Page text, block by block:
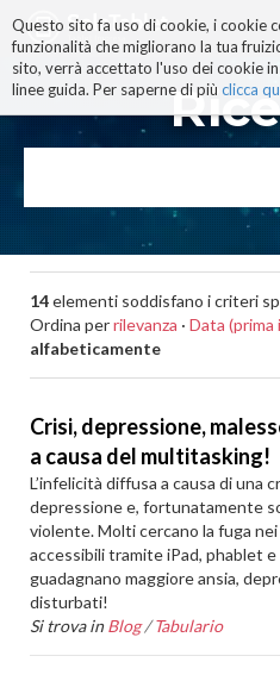
Questo sito fa uso di cookie, i cookie
funzionalità che migliorano la tua
sito, verrà accettato l'uso dei cookie
linee guida. Per saperne di più clicca
ai
|
alla
14elementi soddisfano i criteri
Ordina perrilevanza · Data (prima
alfabeticamente
Crisi, depressione,
a causa del multitasking!
L’infelicità diffusa a causa di una
depressione e, fortunatamente
violente. Molti cercano la fuga
accessibili tramite iPad, phablet
guadagnano maggiore ansia,
disturbati!
Si trova in Blog /Tabulario